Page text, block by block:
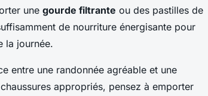
une gourde filtrante ou des pastilles de
de nourriture énergisante pour
la journée.
entre une randonnée agréable et une
appropriés, pensez à emporter